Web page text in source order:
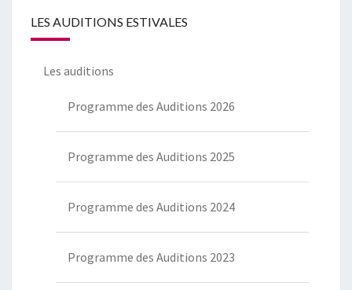
LES AUDITIONS ESTIVALES
Les auditions
Programme des Auditions 2026
Programme des Auditions 2025
Programme des Auditions 2024
Programme des Auditions 2023